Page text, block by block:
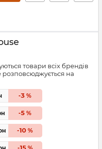
товари всіх брендів
на
-3 %
-5 %
-10 %